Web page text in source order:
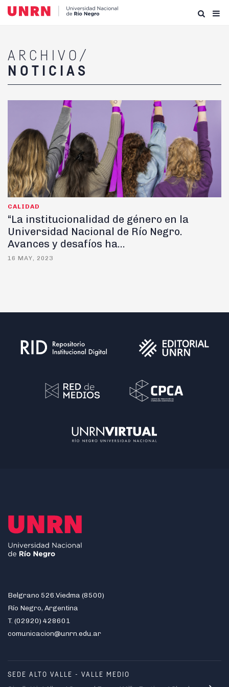
ARCHIVO/
NOTICIAS
CALIDAD
“La institucionalidad de género en la
Universidad Nacional de Río Negro.
Avances y desafíos ha...
16 MAY, 2023
Belgrano 526.Viedma (8500)
Río Negro, Argentina
T. (02920) 428601
comunicacion@unrn.edu.ar
SEDE ALTO VALLE - VALLE MEDIO